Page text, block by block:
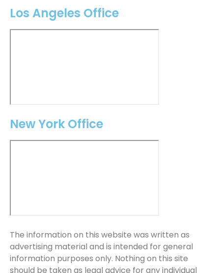
Los Angeles Office
New York Office
The information on this website was written as
advertising material and is intended for general
information purposes only. Nothing on this site
should be taken as legal advice for any individual